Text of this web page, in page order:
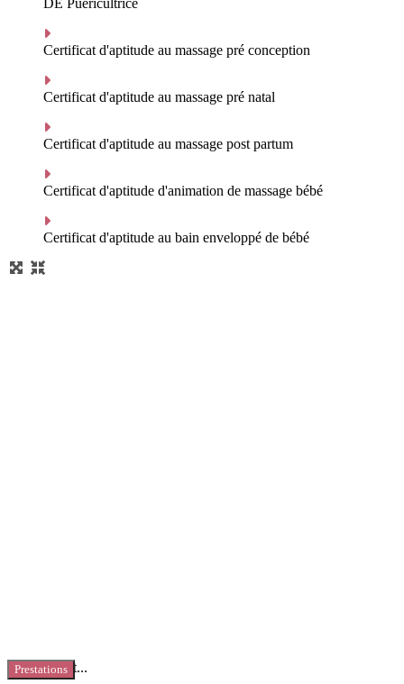
DE Puéricultrice
Certificat d'aptitude au massage pré conception
Certificat d'aptitude au massage pré natal
Certificat d'aptitude au massage post partum
Certificat d'aptitude d'animation de massage bébé
Certificat d'aptitude au bain enveloppé de bébé
Chargement...
Prestations